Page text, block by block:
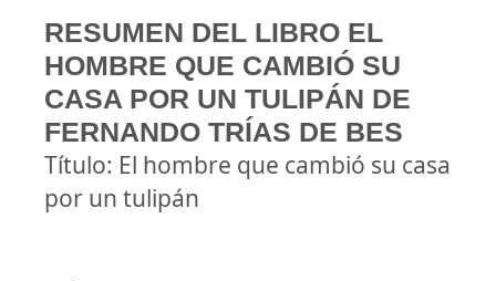
RESUMEN DEL LIBRO EL
HOMBRE QUE CAMBIÓ SU
CASA POR UN TULIPÁN DE
FERNANDO TRÍAS DE BES
Título: El hombre que cambió su casa
por un tulipán